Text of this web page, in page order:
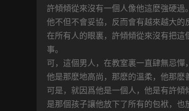
許傾傾從來沒有一個人像他這麽強硬過。
他不但不會妥協，反而會有越來越大的
在所有人的眼裏，許傾傾從來沒有把
事。
可，這個男人，在教室裏一直肆無忌憚
他是那麽地高尚，那麽的溫柔，他那麽
可是，就因爲他是一個人，他是有許
是那個孩子讓他放下了所有的包袱，也